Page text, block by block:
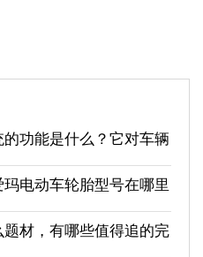
功能是什么？它对车辆
电动车轮胎型号在哪里
材，有哪些值得追的完